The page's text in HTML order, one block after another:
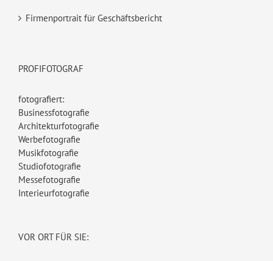
Firmenportrait für Geschäftsbericht
PROFIFOTOGRAF
fotografiert:
Businessfotografie
Architekturfotografie
Werbefotografie
Musikfotografie
Studiofotografie
Messefotografie
Interieurfotografie
VOR ORT FÜR SIE: